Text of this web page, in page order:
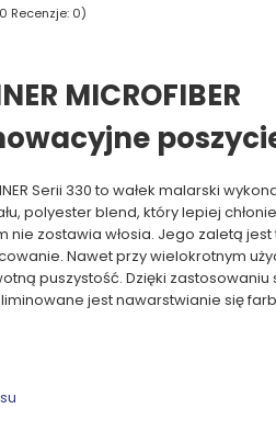
Recenzje: 0)
MICROFIBER
Serii 330 to wałek malarski
polyester blend, który lepiej
nie zostawia włosia. Jego zaletą jest
Nawet przy wielokrotnym
puszystość. Dzięki zastosowaniu
jest nawarstwianie się